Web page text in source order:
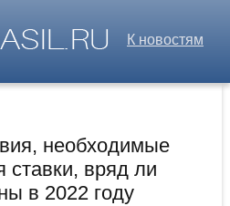
К новостям
необходимые
вряд ли
в 2022 году